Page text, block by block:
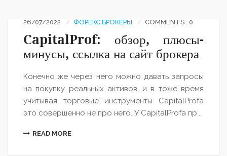
26/07/2022 ФОРЕКС БРОКЕРЫ COMMENTS : 0
CapitalProf: обзор, плюсы-
минусы, ссылка на сайт брокера
Конечно же через него можно давать запросы
на покупку реальных активов, и в тоже время
учитывая торговые инструменты CapitalProfа
это совершенно не про него. У CapitalProfа пр...
READ MORE